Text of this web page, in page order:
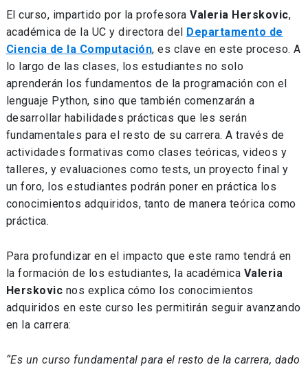
El curso, impartido por la profesoraValeria Herskovic,
académica de la UC y directora del
Departamento de
Ciencia de la Computación, es clave en este proceso. A
lo largo de las clases, los estudiantes no solo
aprenderán los fundamentos de la programación con el
lenguaje Python, sino que también comenzarán a
desarrollar habilidades prácticas que les serán
fundamentales para el resto de su carrera. A través de
actividades formativas como clases teóricas, videos y
talleres, y evaluaciones como tests, un proyecto final y
un foro, los estudiantes podrán poner en práctica los
conocimientos adquiridos, tanto de manera teórica como
práctica.
Para profundizar en el impacto que este ramo tendrá en
la formación de los estudiantes, la académica Valeria
Herskovic nos explica cómo los conocimientos
adquiridos en este curso les permitirán seguir avanzando
en la carrera:
“Es un curso fundamental para el resto de la carrera, dado